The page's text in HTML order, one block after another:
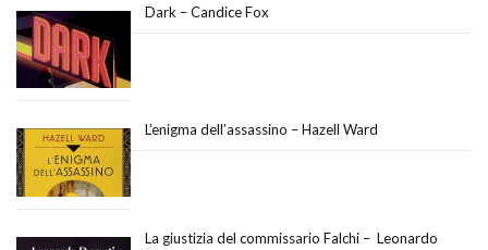
Dark – Candice Fox
L’enigma dell’assassino – Hazell Ward
La giustizia del commissario Falchi – Leonardo